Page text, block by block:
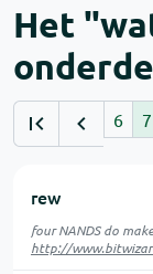
Het
6 7
rew
four NANDS do
http://